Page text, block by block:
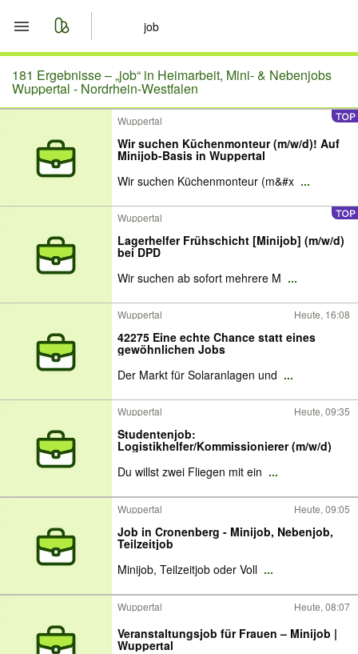
Start
Merkliste
Nachrichten
Anzeige aufgeben
181 Ergebnisse –„job“ in Heimarbeit, Mini- & Nebenjobs
Wuppertal - Nordrhein-Westfalen
Wuppertal
Wir suchen Küchenmonteur (m/w/d)! Auf
Minijob-Basis in Wuppertal
Wir suchen Küchenmonteur (m&#x ...
Wuppertal
Lagerhelfer Frühschicht [Minijob] (m/w/d)
bei DPD
Wir suchen ab sofort mehrere M ...
Wuppertal Heute, 16:08
42275 Eine echte Chance statt eines
gewöhnlichen Jobs
Der Markt für Solaranlagen und ...
Wuppertal Heute, 09:35
Studentenjob:
Logistikhelfer/Kommissionierer (m/w/d)
Du willst zwei Fliegen mit ein ...
Wuppertal Heute, 09:05
Job in Cronenberg - Minijob, Nebenjob,
Teilzeitjob
Minijob, Teilzeitjob oder Voll ...
Wuppertal Heute, 08:07
Veranstaltungsjob für Frauen – Minijob |
Wuppertal